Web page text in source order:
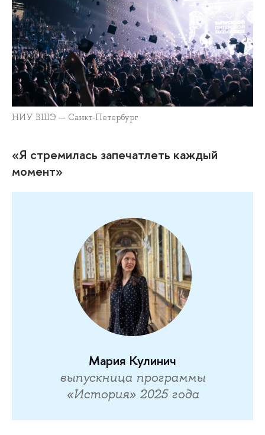
НИУ ВШЭ — Санкт-Петербург
«Я стремилась запечатлеть каждый
момент»
Мария Кулинич
выпускница программы
«История» 2025 года